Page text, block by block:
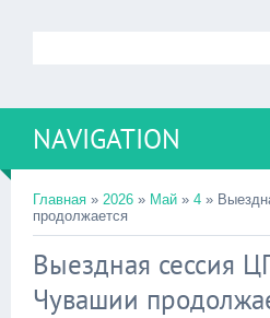
NAVIGATION
Главная » 2026 » Май » 4 »
продолжается
Выездная сессия
Чувашии